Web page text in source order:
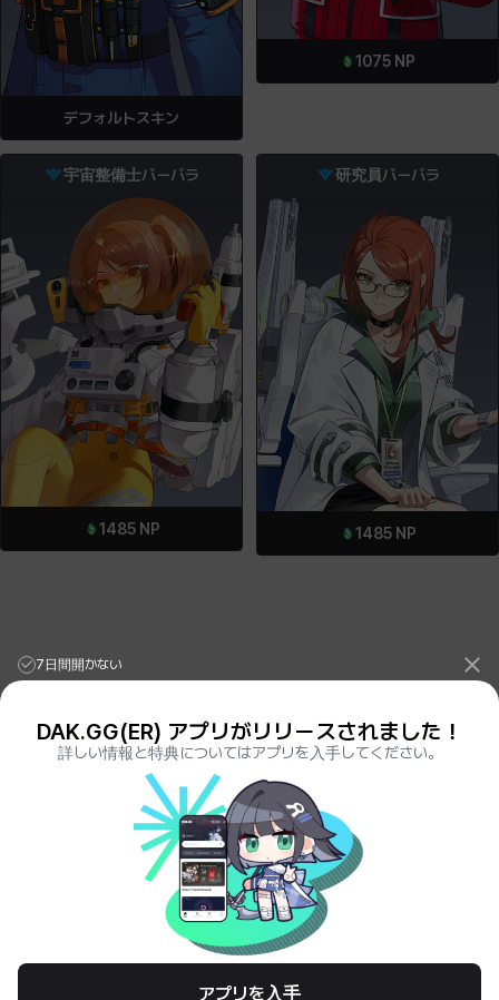
デフォルトスキン
1075 NP
宇宙整備士バーバラ
1485NP
研究員バーバラ
1485NP
League of Legends Stats PORO.GG
Teamfight Tactics Stats
LOLCHESS.GG
VALORANT.DAK.GG
PUBG.DAK.GG
Eternal Return StatsER.DAK.GG
Genshin Impact Stats
GENSHIN.DAK.GG
DEADLOCK.DAK.GG
Terms of Service Privacy Notice
7日間開かない
DAK.GG(ER) アプリがリリースされました！
詳しい情報と特典についてはアプリを入手してください。
アプリを入手